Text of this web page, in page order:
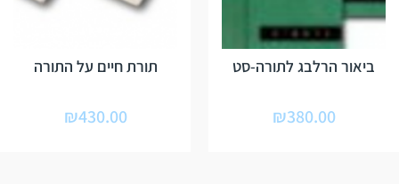
ביאור הרלבג לתורה-סט
₪380.00
תורת חיים על התורה
₪430.00